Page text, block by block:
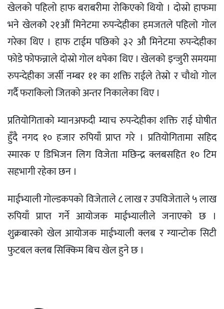
खेलको पहिलो हाफ बराबरीमा रोकिएको थियो । दोस्रो हाफमा
भने खेलकोे २१औं मिनेटमा रुपन्देहीका हमजतले पहिलो गोल
गरेका थिए । हाफ टाईम पछिको ३२ औ मिनेटमा रुपन्देहीका
फोडे फोफन्नाले दोस्रो गोल थपेका थिए । खेलको इन्जुरी समयमा
रुपन्देहीका जर्सी नम्बर ११ का शक्ति राईले तेस्रो र चौथो गोल
गर्दै फराकिलो जितको अन्तर निकालेका थिए ।
प्रतियोगिताको म्यानअफदी म्याच रुपन्देहीका शक्ति राई घोषीत
हुँदै नगद १० हजार रुपियाँ प्राप्त गरे । प्रतियोगितामा सहिद
स्मारक ए डिभिजन लिग विजेता मछिन्द्र क्लबसहित १० टिम
सहभागी रहेका छन ।
माईभ्याली गोल्डकपको विजेताले ८ लाख र उपविजेताले ५ लाख
रुपियाँ प्राप्त गर्ने आयोजक माईभ्यालीले जनाएको छ ।
शुक्रबारको खेल आयोजक माईभ्याली क्लब र ग्यान्टोक सिटी
फुटबल क्लब सिक्किम बिच खेल हुने छ ।